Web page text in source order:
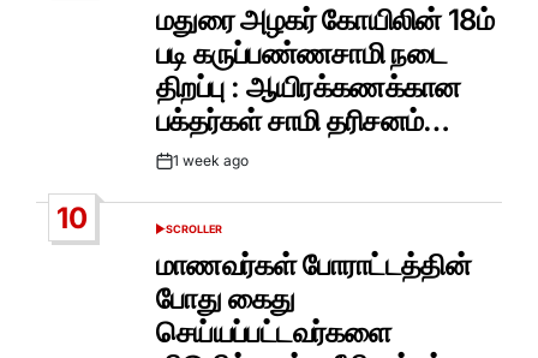
மதுரை அழகர் கோயிலின் 18ம்
படி கருப்பண்ணசாமி நடை
திறப்பு : ஆயிரக்கணக்கான
பக்தர்கள் சாமி தரிசனம்…
Post1 week ago
10
POSTED
SCROLLER
மாணவர்கள் போராட்டத்தின்
போது கைது
செய்யப்பட்டவர்களை